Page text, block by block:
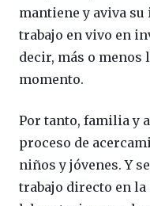
mantiene y aviva
trabajo en vivo en
decir, más o menos
momento.
Por tanto, familia y
proceso de
niños y jóvenes. Y
trabajo directo en